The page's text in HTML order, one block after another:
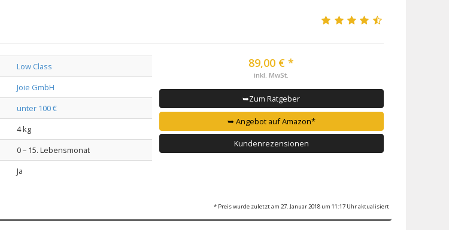
Low Class
Joie GmbH
unter 100 €
4 kg
0 – 15. Lebensmonat
Ja
89,00 € *
inkl. MwSt.
➥Zum Ratgeber
➥ Angebot auf Amazon*
Kundenrezensionen
* Preis wurde zuletzt am 27. Januar 2018 um 11:17 Uhr aktualisiert